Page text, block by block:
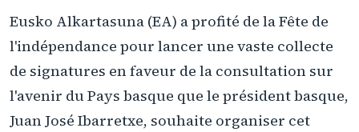
Eusko Alkartasuna (EA) a profité de la Fête de
l'indépendance pour lancer une vaste collecte
de signatures en faveur de la consultation sur
l'avenir du Pays basque que le président basque,
Juan José Ibarretxe, souhaite organiser cet